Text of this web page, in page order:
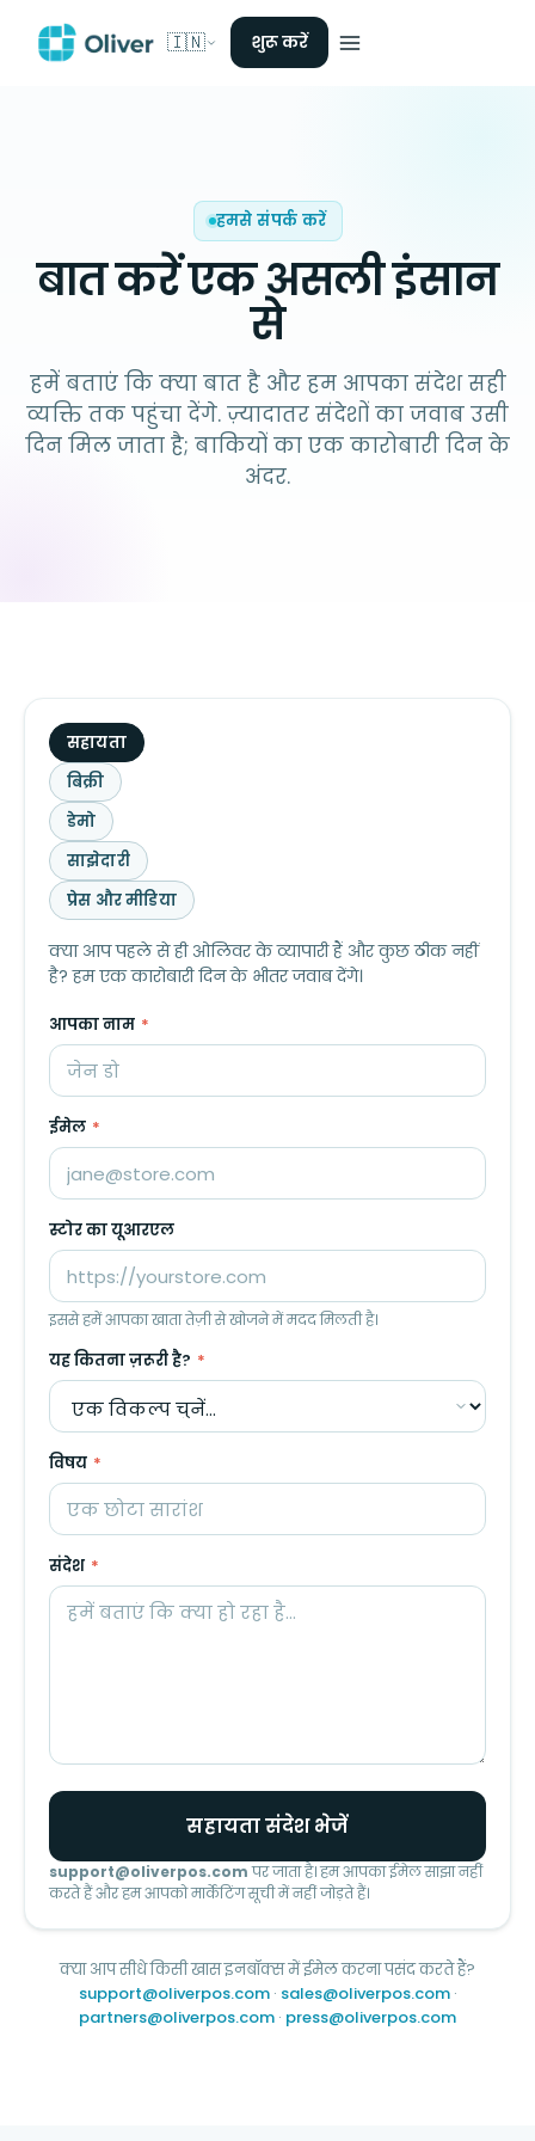
🇮🇳 शुरू करें
हमसे संपर्क करें
बात करेंएक असली इंसान
से
हमें बताएं कि क्या बात है और हम आपका संदेश सही
व्यक्ति तक पहुंचा देंगे. ज़्यादातर संदेशों का जवाब उसी
दिन मिल जाता है; बाकियों का एक कारोबारी दिन के
अंदर.
यह
किस
बारे
में
है?
सहायता
बिक्री
डेमो
साझेदारी
प्रेस और मीडिया
क्या आप पहले से ही ओलिवर के व्यापारी हैं और कुछ ठीक नहीं
है? हम एक कारोबारी दिन के भीतर जवाब देंगे।
आपका नाम *
ईमेल *
स्टोर का यूआरएल
इससे हमें आपका खाता तेज़ी से खोजने में मदद मिलती है।
यह कितना ज़रूरी है? *
विषय *
संदेश *
सहायता संदेश भेजें
support@oliverpos.comपर जाता है। हम आपका ईमेल साझा नहीं
करते हैं और हम आपको मार्केटिंग सूची में नहीं जोड़ते हैं।
क्या आप सीधे किसी खास इनबॉक्स में ईमेल करना पसंद करते हैं?
support@oliverpos.com· sales@oliverpos.com·
partners@oliverpos.com · press@oliverpos.com